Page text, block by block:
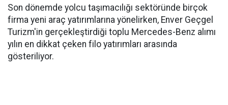
Son dönemde yolcu taşımacılığı sektöründe birçok
firma yeni araç yatırımlarına yönelirken, Enver Geçgel
Turizm'in gerçekleştirdiği toplu Mercedes-Benz alımı
yılın en dikkat çeken filo yatırımları arasında
gösteriliyor.